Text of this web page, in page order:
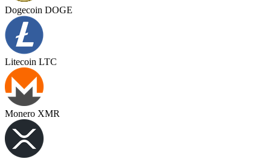
Dogecoin DOGE
Litecoin LTC
Monero XMR